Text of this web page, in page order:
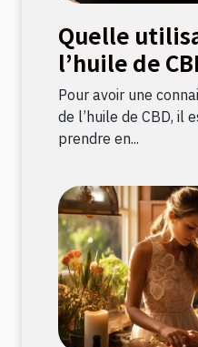
Quelle
l’huile de
Pour avoir une
de l’huile de CBD, il
prendre en...